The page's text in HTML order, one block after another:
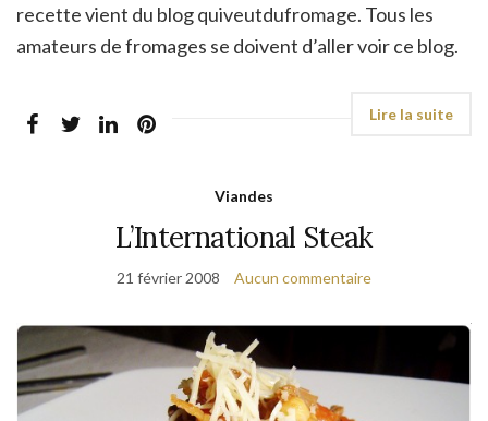
recette vient du blog quiveutdufromage. Tous les
amateurs de fromages se doivent d’aller voir ce blog.
Viandes
L’International Steak
21 février 2008 Aucun commentaire